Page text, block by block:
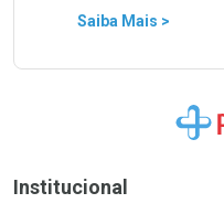
Saiba Mais >
Ir
Institucional